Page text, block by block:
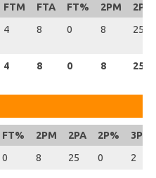
FTM FTA FT% 2PM
2PA
4 8 0 8 25
4 8 0 8 25
FT% 2PM 2PA 2P%
3PM
0 8 25 0 2